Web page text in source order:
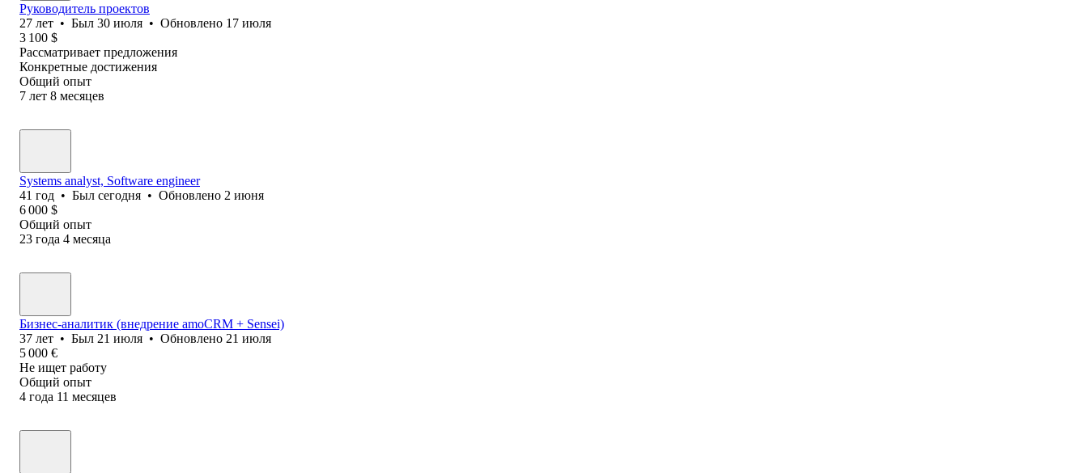
Руководитель проектов
27 лет • Был 30 июля • Обновлено 17 июля
3 100 $
Рассматривает предложения
Конкретные достижения
Общий опыт
7 лет 8 месяцев
Systems analyst, Software еngineer
41 год • Был сегодня • Обновлено 2 июня
6 000 $
Общий опыт
23 года 4 месяца
Бизнес-аналитик (внедрение amoCRM + Sensei)
37 лет • Был 21 июля • Обновлено 21 июля
5 000 €
Не ищет работу
Общий опыт
4 года 11 месяцев